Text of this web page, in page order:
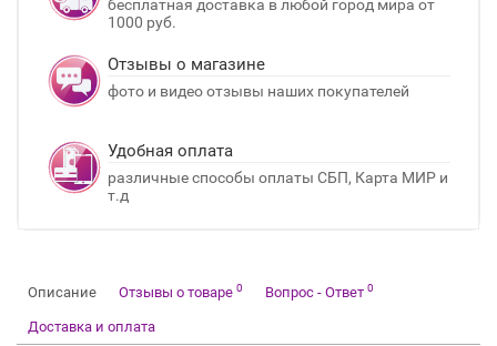
бесплатная доставка в любой город мира от
1000 руб.
Отзывы о магазине
фото и видео отзывы наших покупателей
Удобная оплата
различные способы оплаты СБП, Карта МИР и
т.д
Описание Отзывы о товаре 0 Вопрос - Ответ 0
Доставка и оплата